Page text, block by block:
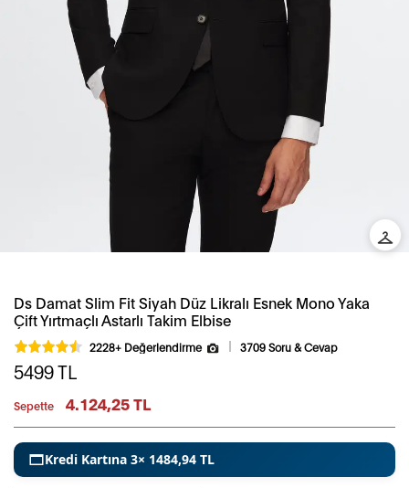
Ds Damat Slim Fit Siyah Düz Likralı Esnek Mono Yaka
Çift Yırtmaçlı Astarlı Takim Elbise
2228+ Değerlendirme 3709 Soru & Cevap
5499TL
Sepette 4.124,25 TL
Kredi Kartına 3× 1484,94 TL